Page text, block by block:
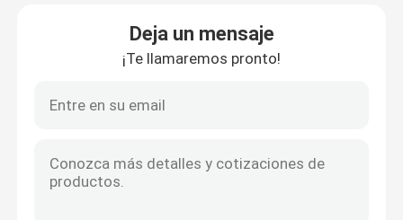
Viaje de la fábrica
Control de calidad
Noticias
Deja un mensaje
¡Te llamaremos pronto!